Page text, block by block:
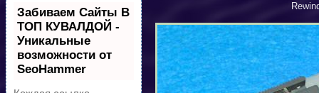
Забиваем Сайты В
ТОП КУВАЛДОЙ -
Уникальные
возможности от
SeoHammer